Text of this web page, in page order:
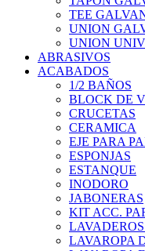
TEE
UNION
UNION
ABRASIVOS
ACABADOS
1/2 BAÑOS
BLOCK DE
CRUCETAS
CERAMICA
EJE PARA
ESPONJAS
ESTANQUE
INODORO
JABONERAS
KIT ACC.
LAVAROPA